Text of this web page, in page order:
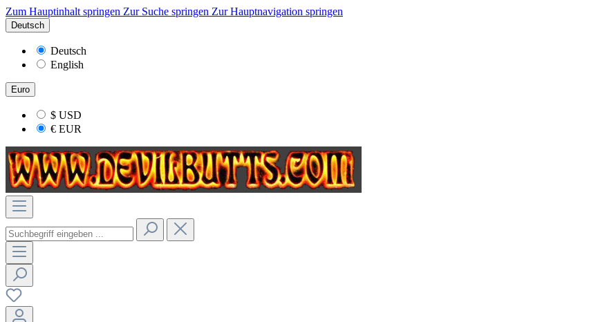
Zum Hauptinhalt springen Zur Suche springen Zur Hauptnavigation springen
Deutsch
Deutsch
English
Euro
$ USD
€ EUR